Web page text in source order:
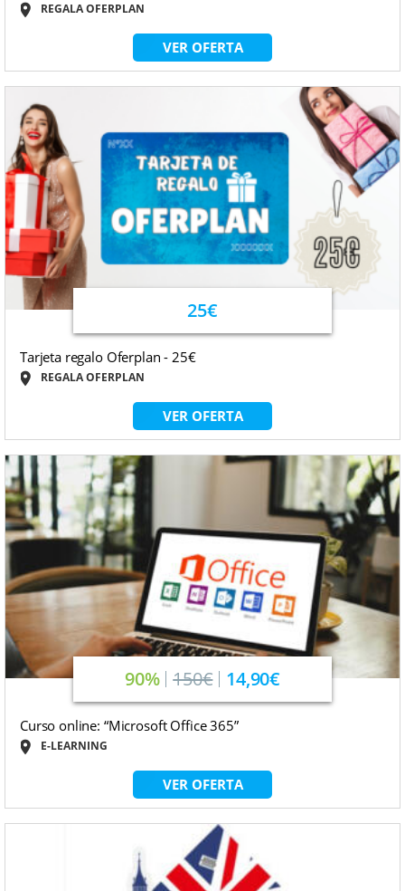
REGALA OFERPLAN
VER OFERTA
25€
Tarjeta regalo Oferplan - 25€
REGALA OFERPLAN
VER OFERTA
90% 150€ 14,90€
Curso online: “Microsoft Office 365”
E-LEARNING
VER OFERTA